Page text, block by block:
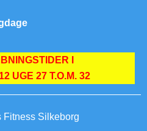
I
UGE 27 T.O.M. 32
Fitness Silkeborg